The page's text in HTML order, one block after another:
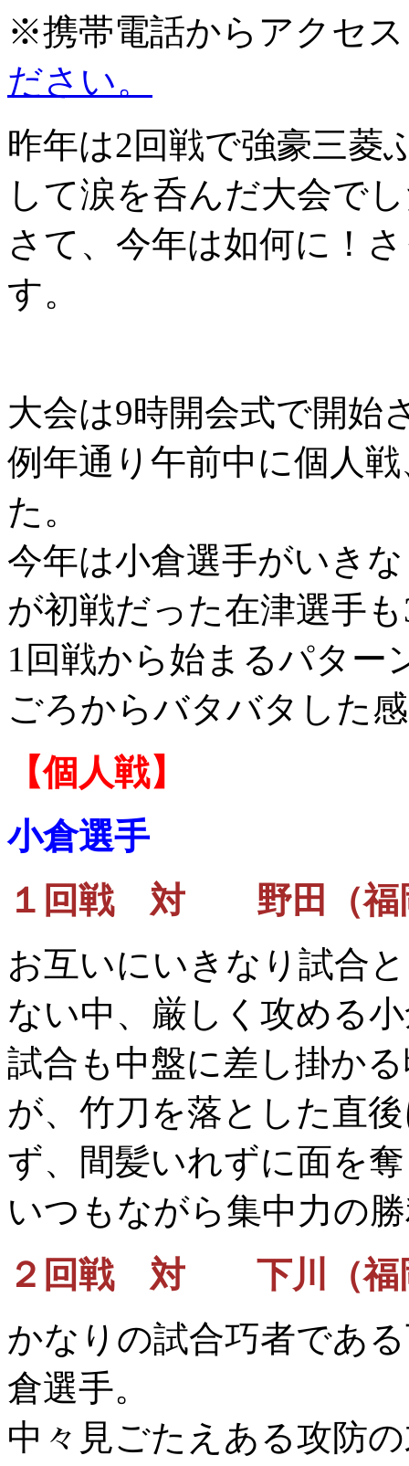
※携帯電話からアクセ
ださい。
昨年は2回戦で強豪三菱
して涙を呑んだ大会で
さて、今年は如何に！
す。
大会は9時開会式で開始
例年通り午前中に個人
た。
今年は小倉選手がいき
が初戦だった在津選手
1回戦から始まるパター
ごろからバタバタした
【個人戦】
小倉選手
１回戦 対 野田（福
お互いにいきなり試合
ない中、厳しく攻める
試合も中盤に差し掛か
が、竹刀を落とした直
ず、間髪いれずに面を
いつもながら集中力の
２回戦 対 下川（福
かなりの試合巧者であ
倉選手。
中々見ごたえある攻防